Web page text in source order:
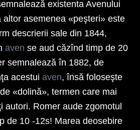
existenta Avenului
altor asemenea «peşteri» este
descrierii sale din 1844,
aven se aud căzînd timp de 20
semnalează în 1882, de
acestui aven, însă foloseşte
«dolină», termen care mai
autori. Romer aude zgomotul
de 10 -12s! Marea deosebire